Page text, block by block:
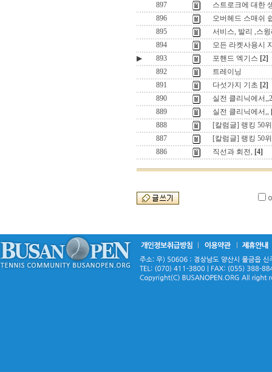
897
스트로크에 대한
896
오버헤드 스매쉬
895
서비스, 발리 ,스
894
모든 라켓사용시
▶
893 포핸드 엑기스 [2]
892
트레이닝
891
다섯가지 기초 [2]
890
실전 클리닉에서,,2
889
실전 클리닉에서,,
888
[칼럼글] 랭킹 50
887
[칼럼글] 랭킹 50
886
직선과 회전, [4]